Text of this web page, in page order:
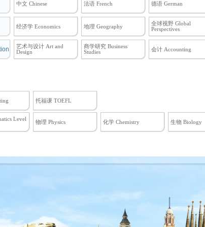
中文 Chinese 法语 French 德语 German
经济学 Economics 地理 Geography
全球视野 Global
Perspectives
艺术与设计 Art and
Design
商学研究 Business
Studies
会计 Accounting
托福课 TOEFL
Level
物理 Physics 化学 Chemistry 生物 Biology
世界历史 World History
Language and Culture
英语文学 English
Literature and
Composition